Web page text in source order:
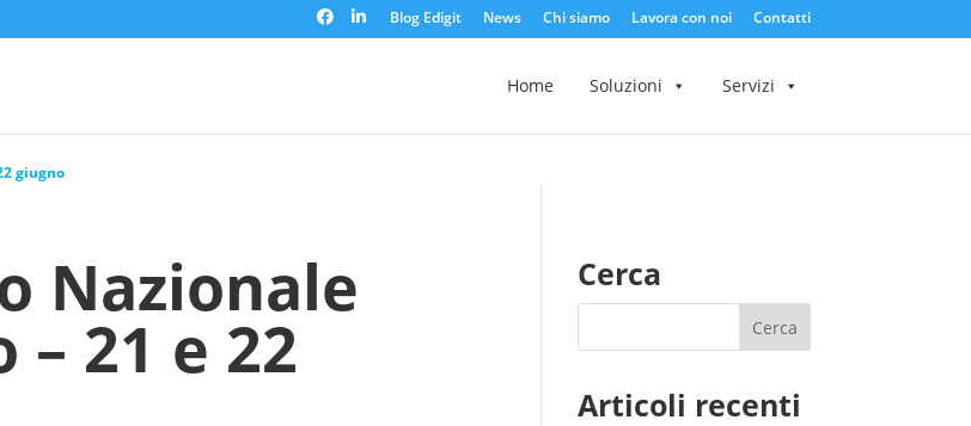
Blog Edigit News Chi siamo Lavora con noi Contatti
Home Soluzioni Servizi
giugno
Nazionale
– 21 e 22
Cerca
Articoli recenti